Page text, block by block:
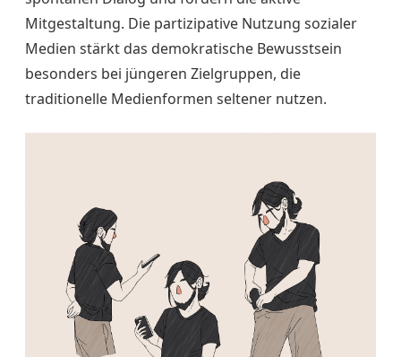
Mitgestaltung. Die partizipative Nutzung sozialer
Medien stärkt das demokratische Bewusstsein
besonders bei jüngeren Zielgruppen, die
traditionelle Medienformen seltener nutzen.